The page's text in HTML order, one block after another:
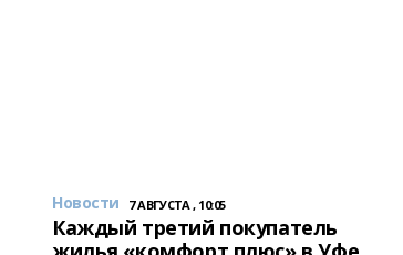
Новости 7 АВГУСТА , 10:05
Каждый третий покупатель